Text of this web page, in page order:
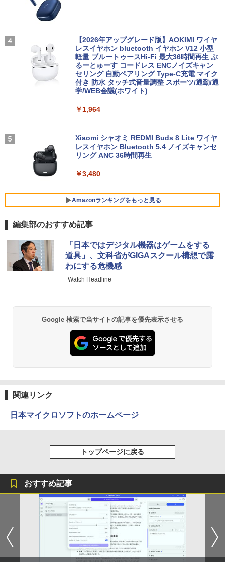
Bランク ノートパソコン 中古ノートパソ
コン 中古PC
￥26,800
新品第13世代CPU搭載ノートPC Office
キーボード 14.1型 Intel Celeron メモリ
8GB SSD1TB(最大) 大容量バッテリービ
ジネス 大学生 プレゼント 学生向け
￥29,800
5
【最新Office2024】ノートパソコン 中古
インチ メモリ16GB 新品SSD1TB DVDド
搭載 NEC中古ノートパソコン 安心保証
初期設定済み VKT16X5 VRL21F7
￥27,800
で、スリランカの食を深く知るための12
5品 [ 濱田 祐介 ]
￥5,940
巌南堂書店 [単行本]【宅配便出荷】
【2026年アップグレード版】AOKIMI ワイヤ
レスイヤホン bluetooth イヤホン V12 小型
軽量 ブルートゥースHi-Fi 最大36時間再生 ぶ
るーとゅーす コードレス ENCノイズキャン
セリング 自動ペアリング Type-C充電 マイク
付き 防水 タッチ式音量調整 スポーツ/通勤/通
学/WEB会議(ホワイト)
￥1,964
Xiaomi シャオミ REDMI Buds 8 Lite ワイヤ
レスイヤホン Bluetooth 5.4 ノイズキャンセ
リング ANC 36時間再生
￥3,480
Amazonランキングをもっと見る
BRUCE WAYNE feat. Flo Milli, ATL Jacob
[Explicit]
￥250
BRUCE WAYNE feat. Flo Milli, ATL Jacob
￥250
見知らぬ糸
￥250
On My Road (Stadium ver.)
￥250
by Amazon 天然水 ラベルレス 500ml ×24本
富士山の天然水 バナジウム含有 水 ミネラル
ウォーター ペットボトル 静岡県産 500ミリリ
ットル (Smart Basic)
【Amazon.co.jp限定】 い・ろ・は・す 2L P
ET ラベルレス ×8本
￥1,112
強炭酸水 ペットボトル 500ミリリットル (Sm
art Basic)
￥1,625
【Amazon.co.jp限定】 伊藤園 磨かれて、澄
みきった日本の水 2L 8本 ラベルレス [ ケース
] [ 水 ] [ ペットボトル ] [ 箱買い ] [ ストック
] [ 水分補給 ]
￥998
薬屋のひとりごと 17巻 (デジタル版ビッグガ
ンガンコミックス)
￥770
異世界居酒屋「のぶ」(22) (角川コミックス・
￥832
ONE PIECE モノクロ版 115 (ジャンプコミッ
￥572
スーパーの裏でヤニ吸うふたり 9巻 (デジタル
版ビッグガンガンコミックス)
￥810
編集部のおすすめ記事
「日本ではデジタル機器はゲームをする
道具」、文科省がGIGAスクール構想で露
わにする危機感
Watch Headline
Google 検索で当サイトの記事を優先表示させる
関連リンク
日本マイクロソフトのホームページ
トップページに戻る
おすすめ記事